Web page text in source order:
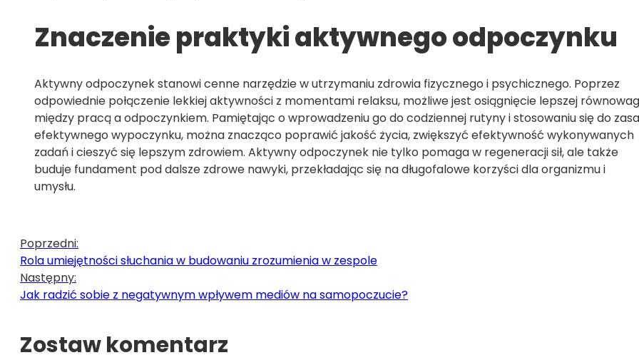
Znaczenie praktyki aktywnego odpoczynku
Aktywny odpoczynek stanowi cenne narzędzie w utrzymaniu zdrowia fizycznego i psychicznego. Poprzez
odpowiednie połączenie lekkiej aktywności z momentami relaksu, możliwe jest osiągnięcie lepszej
między pracą a odpoczynkiem. Pamiętając o wprowadzeniu go do codziennej rutyny i stosowaniu się do
efektywnego wypoczynku, można znacząco poprawić jakość życia, zwiększyć efektywność wykonywanych
zadań i cieszyć się lepszym zdrowiem. Aktywny odpoczynek nie tylko pomaga w regeneracji sił, ale także
buduje fundament pod dalsze zdrowe nawyki, przekładając się na długofalowe korzyści dla organizmu i
umysłu.
Poprzedni:
Rola umiejętności słuchania w budowaniu zrozumienia w zespole
Następny:
Jak radzić sobie z negatywnym wpływem mediów na samopoczucie?
Zostaw komentarz